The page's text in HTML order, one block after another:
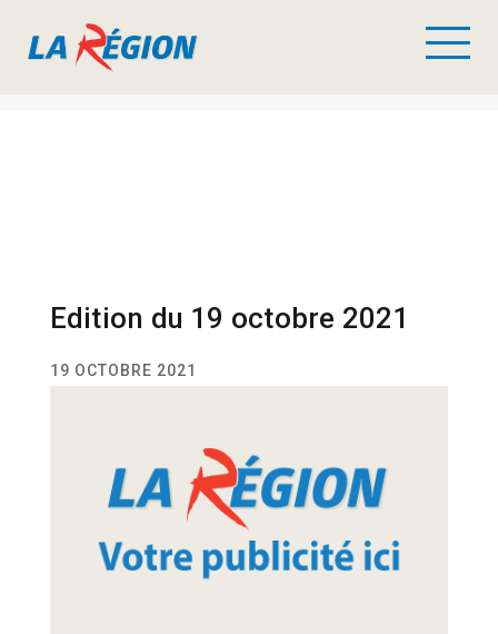
Edition du 19 octobre 2021
19 OCTOBRE 2021